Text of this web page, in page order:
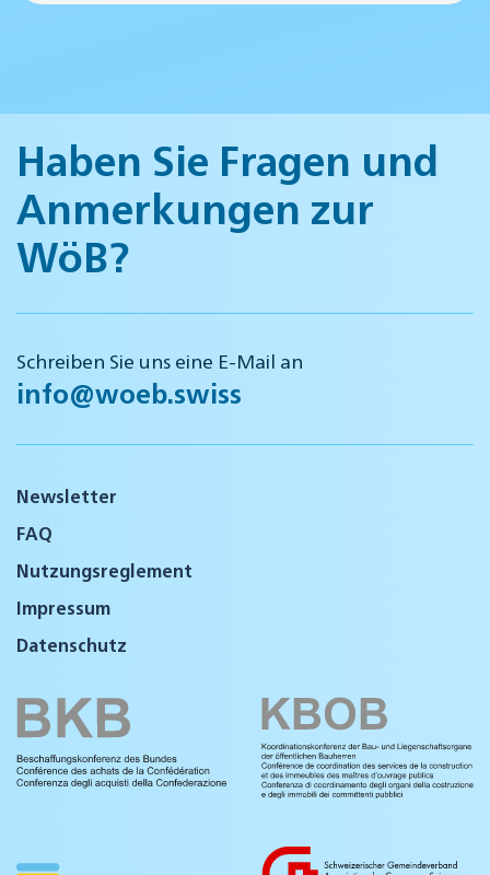
Haben Sie Fragen und
Anmerkungen zur
WöB?
Schreiben Sie uns eine E-Mail an
info@woeb.swiss
Newsletter
FAQ
Nutzungsreglement
Impressum
Datenschutz